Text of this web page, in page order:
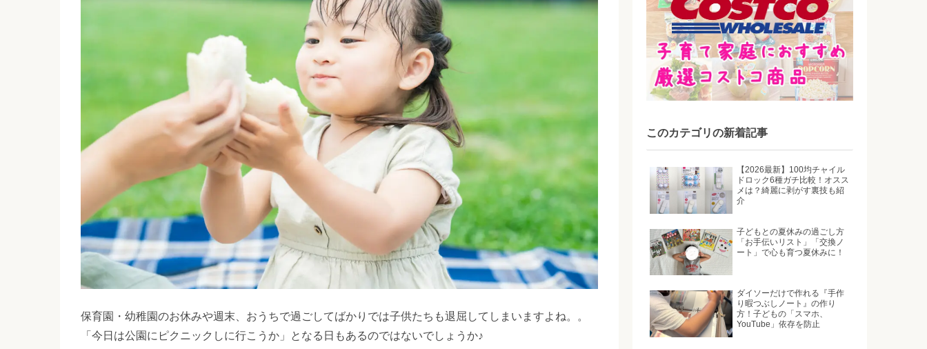
保育園・幼稚園のお休みや週末、おうちで過ごしてばかりでは子供たちも退屈してしまいますよね。。
「今日は公園にピクニックしに行こうか」となる日もあるのではないでしょうか♪
このカテゴリの新着記事
【2026最新】100均チャイル
ドロック6種ガチ比較！オスス
メは？綺麗に剥がす裏技も紹
介
子どもとの夏休みの過ごし方
「お手伝いリスト」「交換ノ
ート」で心も育つ夏休みに！
ダイソーだけで作れる『手作
り暇つぶしノート』の作り
方！子どもの「スマホ、
YouTube」依存を防止